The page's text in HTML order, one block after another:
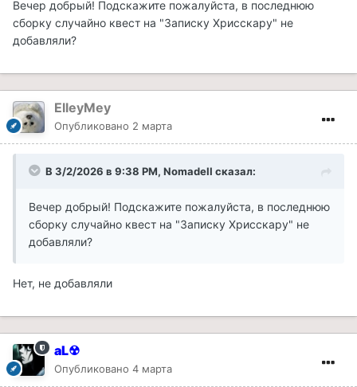
Вечер добрый! Подскажите пожалуйста, в последнюю
сборку случайно квест на "Записку Хрисскару" не
добавляли?
ElleyMey
Опубликовано 2 марта
В 3/2/2026 в 9:38 PM, NomadeII сказал:
Вечер добрый! Подскажите пожалуйста, в последнюю
сборку случайно квест на "Записку Хрисскару" не
добавляли?
Нет, не добавляли
aL☢
Опубликовано 4 марта